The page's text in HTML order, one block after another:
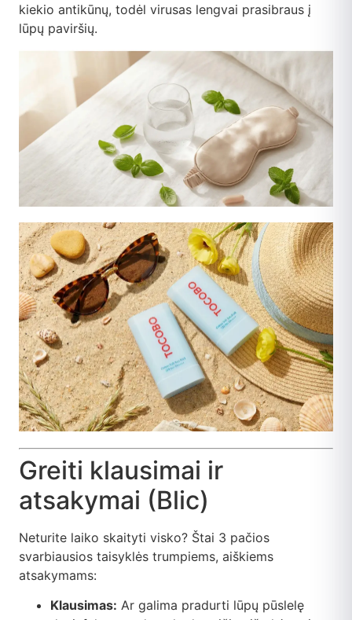
kiekio antikūnų, todėl virusas lengvai prasibraus į
lūpų paviršių.
Greiti klausimai ir
atsakymai (Blic)
Neturite laiko skaityti visko? Štai 3 pačios
svarbiausios taisyklės trumpiems, aiškiems
atsakymams:
Klausimas: Ar galima pradurti lūpų pūslelę